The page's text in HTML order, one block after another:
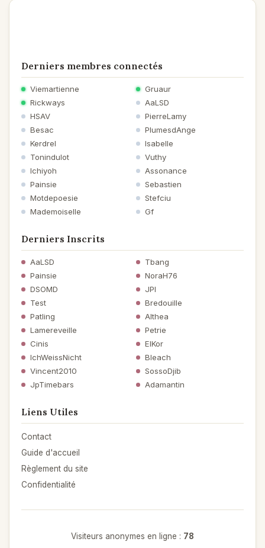
Derniers membres connectés
Viemartienne
Gruaur
Rickways
AaLSD
HSAV
PierreLamy
Besac
PlumesdAnge
Kerdrel
Isabelle
Tonindulot
Vuthy
Ichiyoh
Assonance
Painsie
Sebastien
Motdepoesie
Stefciu
Mademoiselle
Gf
Derniers Inscrits
AaLSD
Tbang
Painsie
NoraH76
DSOMD
JPI
Test
Bredouille
Patling
Althea
Lamereveille
Petrie
Cinis
ElKor
IchWeissNicht
Bleach
Vincent2010
SossoDjib
JpTimebars
Adamantin
Liens Utiles
Contact
Guide d'accueil
Règlement du site
Confidentialité
Visiteurs anonymes en ligne : 78